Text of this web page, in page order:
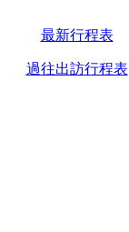
最新行程表
過往出訪行程表